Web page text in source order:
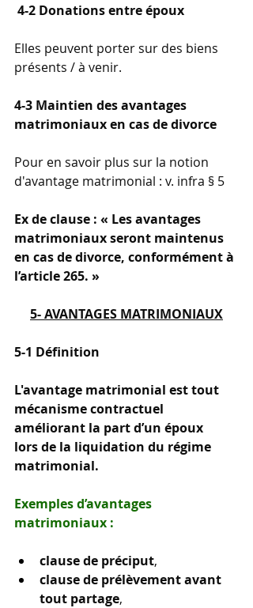
4-2 Donations entre époux
Elles peuvent porter sur des biens
présents / à venir.
4-3 Maintien des avantages
matrimoniaux en cas de divorce
Pour en savoir plus sur la notion
d'avantage matrimonial : v. infra § 5
Ex de clause : « Les avantages
matrimoniaux seront maintenus
en cas de divorce, conformément à
l’article 265. »
5- AVANTAGES MATRIMONIAUX
5-1 Définition
L'avantage matrimonial est tout
mécanisme contractuel
améliorant la part d’un époux
lors de la liquidation du régime
matrimonial.
Exemples d’avantages
matrimoniaux :
clause de préciput,
clause de prélèvement avant
tout partage,